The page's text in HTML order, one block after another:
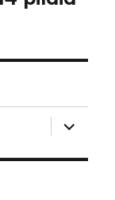
laienda